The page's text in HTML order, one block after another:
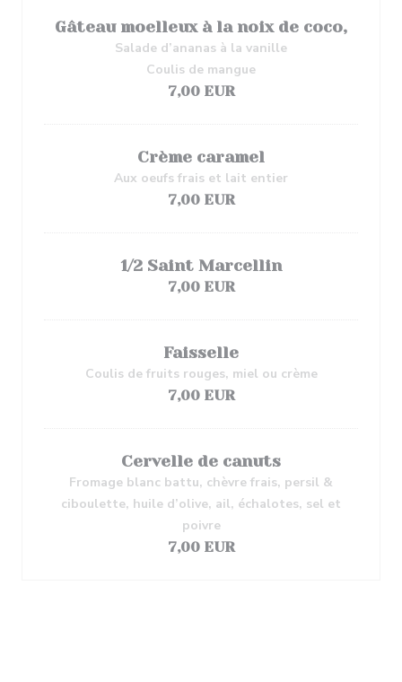
Gâteau moelleux à la noix de coco,
Salade d’ananas à la vanille
Coulis de mangue
7,00 EUR
Crème caramel
Aux oeufs frais et lait entier
7,00 EUR
1/2 Saint Marcellin
7,00 EUR
Faisselle
Coulis de fruits rouges, miel ou crème
7,00 EUR
Cervelle de canuts
Fromage blanc battu, chèvre frais, persil &
ciboulette, huile d’olive, ail, échalotes, sel et
poivre
7,00 EUR